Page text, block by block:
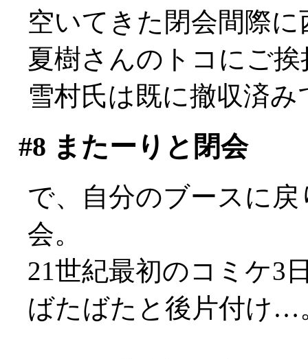
空いてきた閉会間際に
夏樹さんのトコにご挨
雪村氏は既に撤収済み
#8 またーりと閉会
で、自分のブースに
会。
21世紀最初のコミケ3
ばたばたと後片付け…